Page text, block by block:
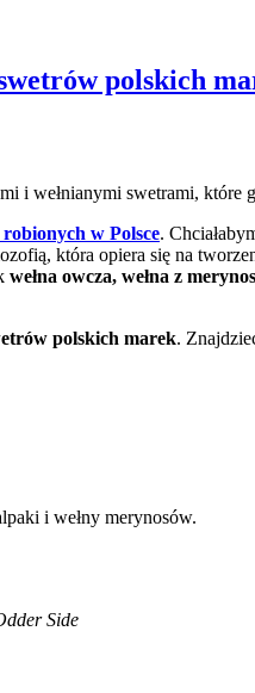
polskich
i wełnianymi swetrami,
w Polsce.
która opiera się na
wełna owcza, wełna z
polskich marek.
i wełny merynosów.
Side